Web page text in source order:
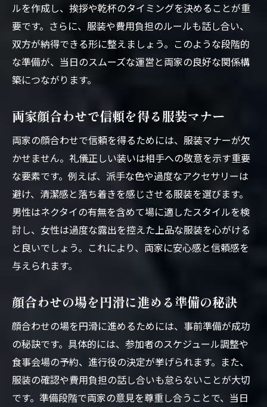
ルを作成し、挨拶や乾杯のタイミングを決めることが重
要です。さらに、服装や費用負担のルールも話し合い、
双方が納得できる形に整えましょう。このような段階的
な準備が、当日のスムーズな運営と両家の良好な関係構
築につながります。
両家顔合わせで信頼を得る服装マナー
両家の顔合わせで信頼を得るためには、服装マナーが欠
かせません。礼儀正しい装いは相手への敬意を示す重要
な要素です。例えば、派手な色や過度なアクセサリーは
避け、清潔感と落ち着きを感じさせる服装を選びます。
男性はネクタイの有無を含めて場に適したスタイルを検
討し、女性は過度な露出を控えた上品な服装を心がける
と良いでしょう。これにより、両家に安心感と信頼感を
与えられます。
顔合わせの場を円滑に進める準備の秘訣
顔合わせの場を円滑に進めるためには、事前準備が成功
の秘訣です。具体的には、参加者のスケジュール調整や
食事会場の予約、進行役の決定が挙げられます。また、
服装の確認や費用負担の話し合いも怠らないことが大切
です。準備段階で両家の意見を尊重し合うことで、当日